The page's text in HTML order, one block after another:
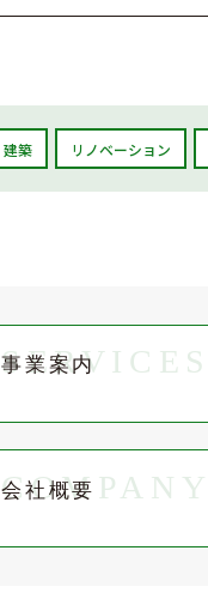
建築 リノベーション
事業案内
SERVICES
会社概要
COMPANY